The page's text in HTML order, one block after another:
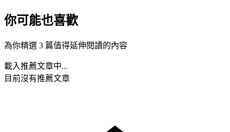
你可能也喜歡
為你精選 3 篇值得延伸閱讀的內容
載入推薦文章中...
目前沒有推薦文章